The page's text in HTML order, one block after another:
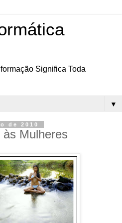
Significa Toda
▼
de 2010
Mulheres